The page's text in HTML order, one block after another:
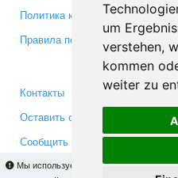
um
verstehen,
kommen
weiter zu
Мы используем cookies для того,
Политика конфиденциальности
Правила пользования
Контакты
Оставить отзыв
Сообщить об ошибке